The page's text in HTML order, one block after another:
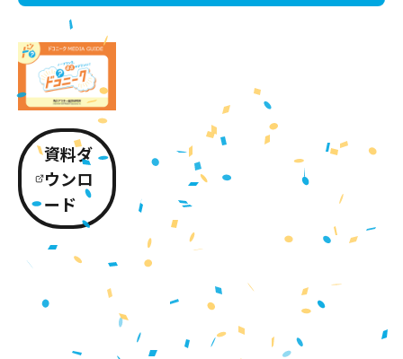
資料ダ
ウンロ
ード